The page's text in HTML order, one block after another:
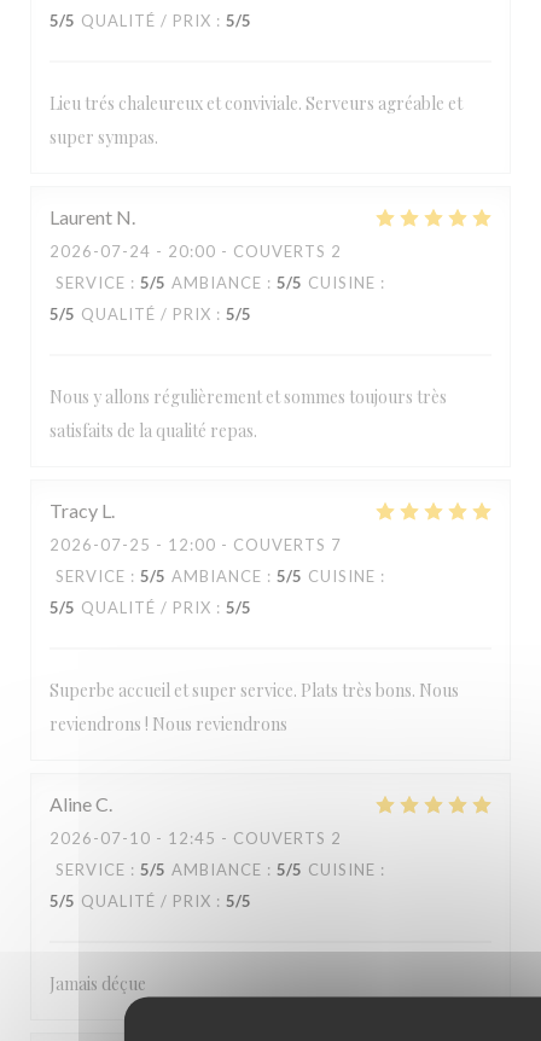
5/5 QUALITÉ / PRIX : 5/5
Lieu trés chaleureux et conviviale. Serveurs agréable et
super sympas.
Laurent N
2026-07-24 - 20:00 - COUVERTS 2
SERVICE : 5/5 AMBIANCE : 5/5 CUISINE :
5/5 QUALITÉ / PRIX : 5/5
Nous y allons régulièrement et sommes toujours très
satisfaits de la qualité repas.
Tracy L
2026-07-25 - 12:00 - COUVERTS 7
SERVICE : 5/5 AMBIANCE : 5/5 CUISINE :
5/5 QUALITÉ / PRIX : 5/5
Superbe accueil et super service. Plats très bons. Nous
reviendrons ! Nous reviendrons
AlineC
2026-07-10 - 12:45 - COUVERTS 2
SERVICE : 5/5 AMBIANCE : 5/5 CUISINE :
5/5 QUALITÉ / PRIX : 5/5
Jamais déçue